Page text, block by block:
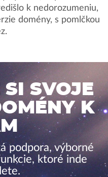
k nedorozumeniu,
domény, s pomlčkou
SI SVOJE
K
podpora, výborné
ktoré inde